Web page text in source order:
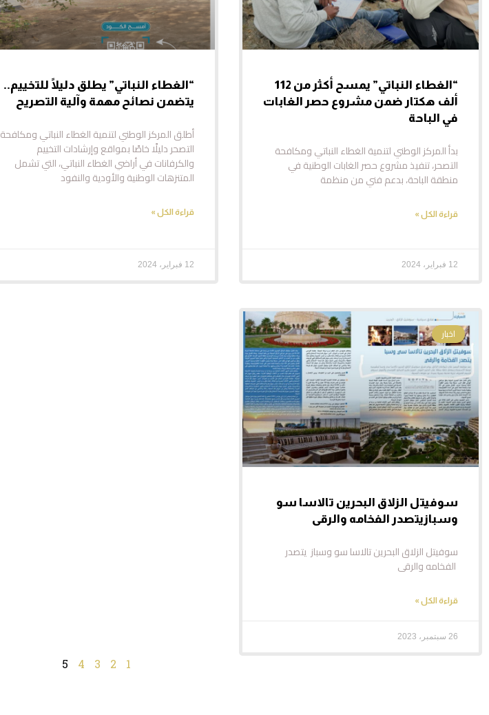
“الغطاء النباتي” يمسح أكثر من 112
ألف هكتار ضمن مشروع حصر الغابات
في الباحة
بدأ المركز الوطني لتنمية الغطاء النباتي ومكافحة
التصحر، تنفيذ مشروع حصر الغابات الوطنية في
منطقة الباحة، بدعم فني من منظمة
قراءة الكل »
12 فبراير، 2024
“الغطاء النباتي” يطلق دليلًا للتخييم..
يتضمن نصائح مهمة وآلية التصريح
أطلق المركز الوطني لتنمية الغطاء النباتي ومكافحة
التصحر دليلًا خاصًا بمواقع وإرشادات التخييم
والكرفانات في أراضي الغطاء النباتي، التي تشمل
المتنزهات الوطنية والأودية والنفود
قراءة الكل »
12 فبراير، 2024
اخبار
سوفيتل الزلاق البحرين تالاسا سو
وسبازيتصدر الفخامه والرقى
سوفيتل الزلاق البحرين تالاسا سو وسباز يتصدر
الفخامه والرقى
قراءة الكل »
26 سبتمبر، 2023
1
2
3
4
5